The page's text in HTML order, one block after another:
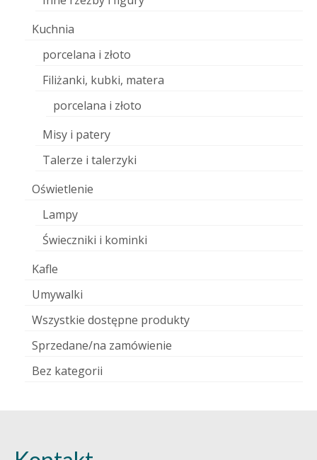
Kuchnia
porcelana i złoto
Filiżanki, kubki, matera
porcelana i złoto
Misy i patery
Talerze i talerzyki
Oświetlenie
Lampy
Świeczniki i kominki
Kafle
Umywalki
Wszystkie dostępne produkty
Sprzedane/na zamówienie
Bez kategorii